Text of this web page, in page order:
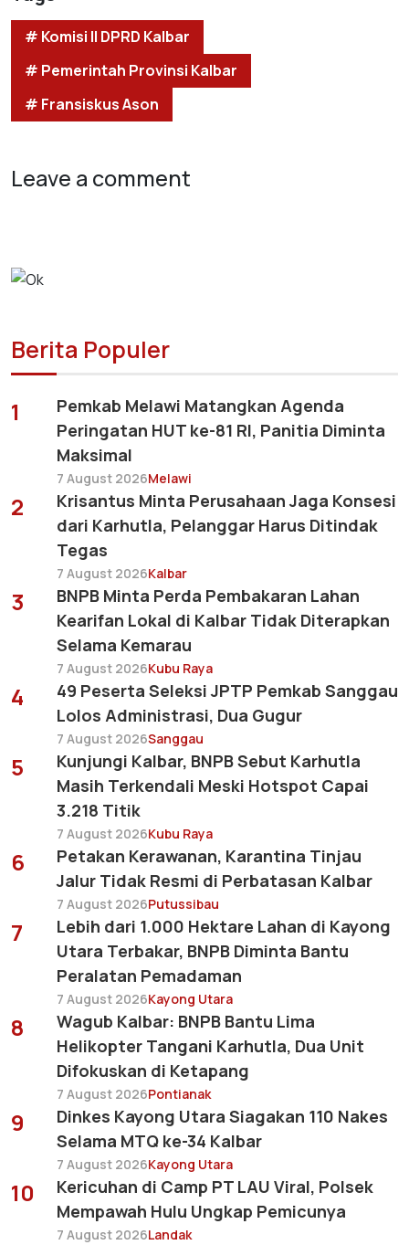
# Komisi II DPRD Kalbar
# Pemerintah Provinsi Kalbar
# Fransiskus Ason
Leave a comment
Berita Populer
1
Pemkab Melawi Matangkan Agenda
Peringatan HUT ke-81 RI, Panitia Diminta
Maksimal
7 August 2026Melawi
2
Krisantus Minta Perusahaan Jaga Konsesi
dari Karhutla, Pelanggar Harus Ditindak
Tegas
7 August 2026Kalbar
3
BNPB Minta Perda Pembakaran Lahan
Kearifan Lokal di Kalbar Tidak Diterapkan
Selama Kemarau
7 August 2026Kubu Raya
4
49 Peserta Seleksi JPTP Pemkab Sanggau
Lolos Administrasi, Dua Gugur
7 August 2026Sanggau
5
Kunjungi Kalbar, BNPB Sebut Karhutla
Masih Terkendali Meski Hotspot Capai
3.218 Titik
7 August 2026Kubu Raya
6
Petakan Kerawanan, Karantina Tinjau
Jalur Tidak Resmi di Perbatasan Kalbar
7 August 2026Putussibau
7
Lebih dari 1.000 Hektare Lahan di Kayong
Utara Terbakar, BNPB Diminta Bantu
Peralatan Pemadaman
7 August 2026Kayong Utara
8
Wagub Kalbar: BNPB Bantu Lima
Helikopter Tangani Karhutla, Dua Unit
Difokuskan di Ketapang
7 August 2026Pontianak
9
Dinkes Kayong Utara Siagakan 110 Nakes
Selama MTQ ke-34 Kalbar
7 August 2026Kayong Utara
10
Kericuhan di Camp PT LAU Viral, Polsek
Mempawah Hulu Ungkap Pemicunya
7 August 2026Landak